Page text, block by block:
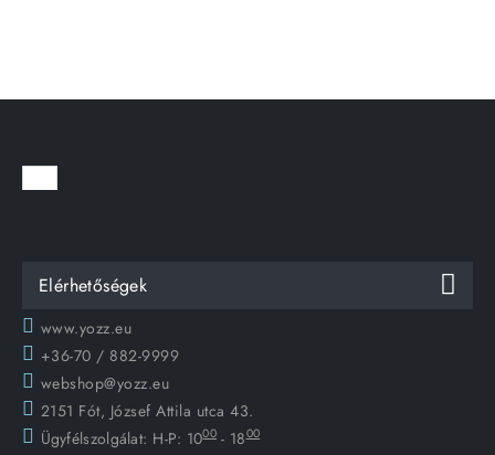
Elérhetőségek
www.yozz.eu
+36-70 / 882-9999
webshop@yozz.eu
2151 Fót, József Attila utca 43.
Ügyfélszolgálat: H-P: 1000 - 1800